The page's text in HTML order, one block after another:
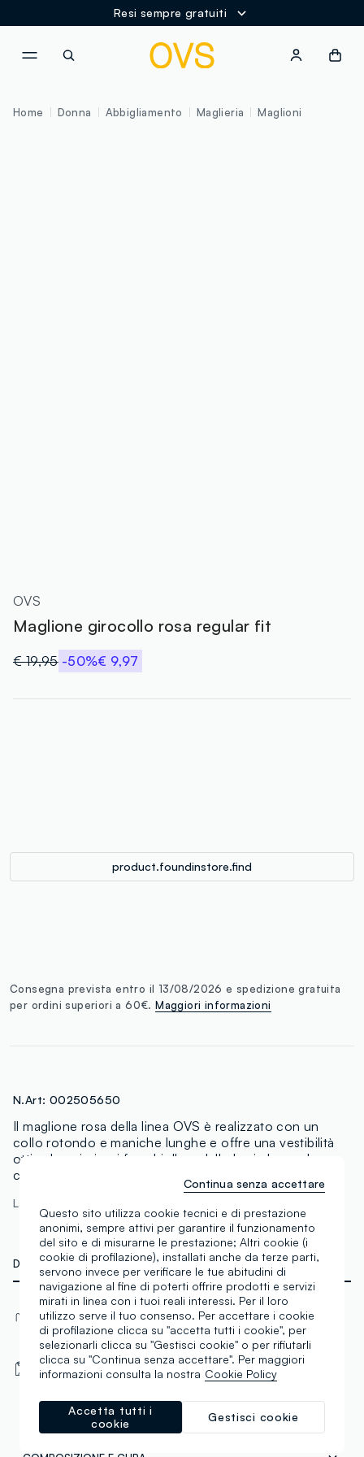
Resi sempre gratuiti
Home Donna Abbigliamento Maglieria Maglioni
OVS
Maglione girocollo rosa regular fit
€ 19,95 -50%€ 9,97
product.foundinstore.find
Consegna prevista entro il 13/08/2026 e spedizione gratuita
per ordini superiori a 60€.Maggiori informazioni
N.Art: 002505650
Il maglione rosa della linea OVS è realizzato con un
collo rotondo e maniche lunghe e offre una vestibilità
ottimale nei giorni freschi. Il modello basic lo rende un
capo versatile, perfetto per diverse occasioni.
La modella è alta 175 cm ed indossa una S
DETTAGLI TECNICI
Materiale
Viscosa
Vestibilità
Regular
Girocollo
Tipologia manica
Lunga
Questo sito utilizza cookie tecnici e di prestazione
anonimi, sempre attivi per garantire il funzionamento
del sito e di misurarne le prestazione; Altri cookie (i
cookie di profilazione), installati anche da terze parti,
servono invece per verificare le tue abitudini di
navigazione al fine di poterti offrire prodotti e servizi
mirati in linea con i tuoi reali interessi. Per il loro
utilizzo serve il tuo consenso. Per accettare i cookie
di profilazione clicca su "accetta tutti i cookie", per
selezionarli clicca su "Gestisci cookie" o per rifiutarli
clicca su "Continua senza accettare". Per maggiori
informazioni consulta la nostra Cookie Policy
Gestisci cookie
Accetta tutti i
cookie
Continua senza accettare